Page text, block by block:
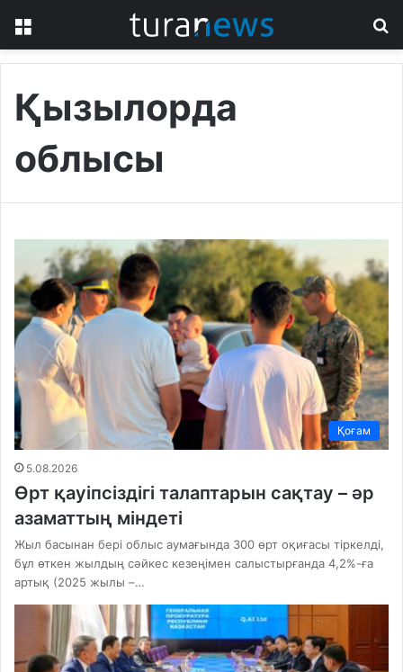
Қызылорда
облысы
Қоғам
5.08.2026
Өрт қауіпсіздігі талаптарын сақтау – әр
азаматтың міндеті
Жыл басынан бері облыс аумағында 300 өрт оқиғасы тіркелді,
бұл өткен жылдың сәйкес кезеңімен салыстырғанда 4,2%-ға
артық (2025 жылы –…